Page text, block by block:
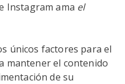
Instagram ama el
únicos factores para el
mantener el contenido
de su